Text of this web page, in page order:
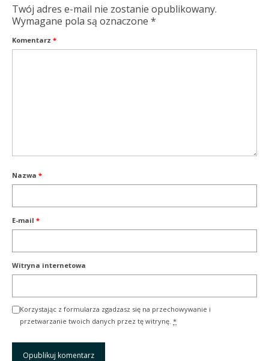
Twój adres e-mail nie zostanie opublikowany.
Wymagane pola są oznaczone *
Komentarz *
Nazwa *
E-mail *
Witryna internetowa
Korzystając z formularza zgadzasz się na przechowywanie i
przetwarzanie twoich danych przez tę witrynę. *